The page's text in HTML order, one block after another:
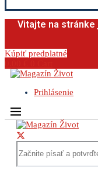
Vitajte na
Kúpiť predplatné
Prihlásenie